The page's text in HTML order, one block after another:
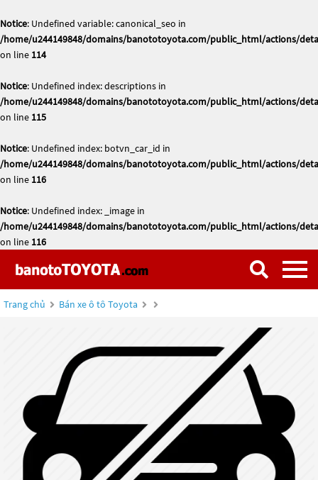
Notice: Undefined variable: canonical_seo in
/home/u244149848/domains/banototoyota.com/public_html/actions/
on line 114
Notice: Undefined index: descriptions in
/home/u244149848/domains/banototoyota.com/public_html/actions/
on line 115
Notice: Undefined index: botvn_car_id in
/home/u244149848/domains/banototoyota.com/public_html/actions/
on line 116
Notice: Undefined index: _image in
/home/u244149848/domains/banototoyota.com/public_html/actions/
on line 116
Trang chủ Bán xe ô tô Toyota